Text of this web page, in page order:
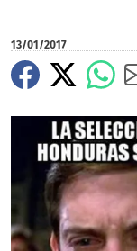
13/01/2017